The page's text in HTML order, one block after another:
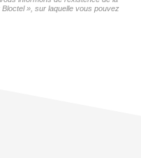
», sur laquelle vous pouvez